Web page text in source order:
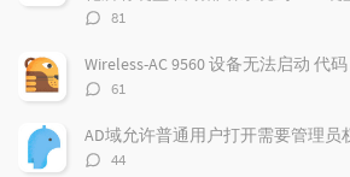
评
数：
81
Wireless-AC 9560 设备无法启动 代
评
数：
61
AD域允许普通用户打开需要管理员
评
44